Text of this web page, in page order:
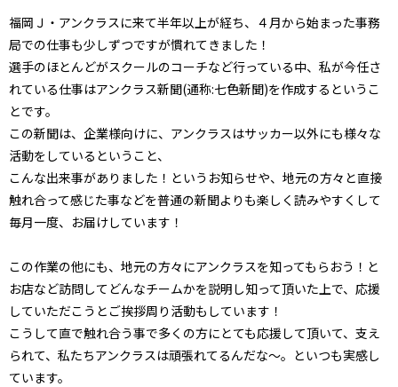
福岡Ｊ・アンクラスに来て半年以上が経ち、４月から始まった事務
局での仕事も少しずつですが慣れてきました！
選手のほとんどがスクールのコーチなど行っている中、私が今任さ
れている仕事はアンクラス新聞(通称:七色新聞)を作成するというこ
とです。
この新聞は、企業様向けに、アンクラスはサッカー以外にも様々な
活動をしているということ、
こんな出来事がありました！というお知らせや、地元の方々と直接
触れ合って感じた事などを普通の新聞よりも楽しく読みやすくして
毎月一度、お届けしています！
この作業の他にも、地元の方々にアンクラスを知ってもらおう！と
お店など訪問してどんなチームかを説明し知って頂いた上で、応援
していただこうとご挨拶周り活動もしています！
こうして直で触れ合う事で多くの方にとても応援して頂いて、支え
られて、私たちアンクラスは頑張れてるんだな～。といつも実感し
ています。